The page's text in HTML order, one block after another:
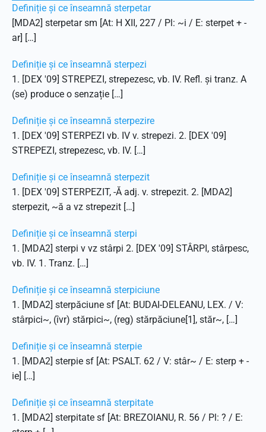
Definiție și ce înseamnă sterpetar
[MDA2] sterpetar sm [At: H XII, 227 / Pl: ~i / E: sterpet + -
ar] […]
Definiție și ce înseamnă sterpezi
1. [DEX '09] STREPEZI, strepezesc, vb. IV. Refl. și tranz. A
(se) produce o senzație […]
Definiție și ce înseamnă sterpezire
1. [DEX '09] STERPEZI vb. IV v. strepezi. 2. [DEX '09]
STREPEZI, strepezesc, vb. IV. […]
Definiție și ce înseamnă sterpezit
1. [DEX '09] STERPEZIT, -Ă adj. v. strepezit. 2. [MDA2]
sterpezit, ~ă a vz strepezit […]
Definiție și ce înseamnă sterpi
1. [MDA2] sterpi v vz stârpi 2. [DEX '09] STÂRPI, stârpesc,
vb. IV. 1. Tranz. […]
Definiție și ce înseamnă sterpiciune
1. [MDA2] sterpăciune sf [At: BUDAI-DELEANU, LEX. / V:
stârpici~, (îvr) stărpici~, (reg) stărpăciune[1], stăr~, […]
Definiție și ce înseamnă sterpie
1. [MDA2] sterpie sf [At: PSALT. 62 / V: stâr~ / E: sterp + -
ie] […]
Definiție și ce înseamnă sterpitate
1. [MDA2] sterpitate sf [At: BREZOIANU, R. 56 / Pl: ? / E: